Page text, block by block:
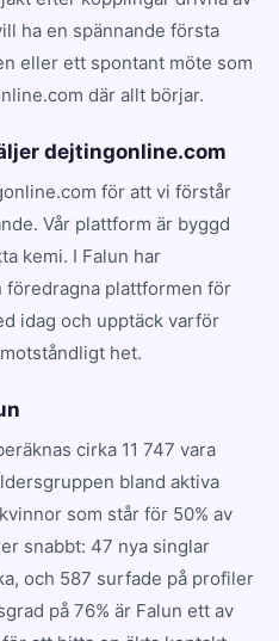
ha en spännande första
eller ett spontant möte som
där allt börjar.
dejtingonline.com
för att vi förstår
Vår plattform är byggd
kemi. I Falun har
plattformen för
idag och upptäck varför
het.
cirka 11 747 vara
bland aktiva
som står för 50% av
snabbt: 47 nya singlar
och 587 surfade på profiler
på 76% är Falun ett av